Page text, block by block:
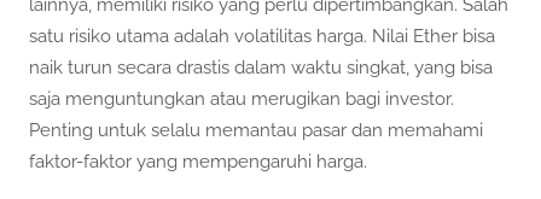
lainnya, memiliki risiko yang perlu dipertimbangkan. Salah
satu risiko utama adalah volatilitas harga. Nilai Ether bisa
naik turun secara drastis dalam waktu singkat, yang bisa
saja menguntungkan atau merugikan bagi investor.
Penting untuk selalu memantau pasar dan memahami
faktor-faktor yang mempengaruhi harga.